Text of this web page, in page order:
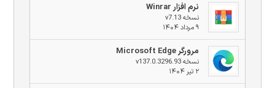
نرم افزار Winrar
نسخه v7.13
۹ مرداد ۱۴۰۴
مرورگر Microsoft Edge
نسخه v137.0.3296.93
۲ تیر ۱۴۰۴